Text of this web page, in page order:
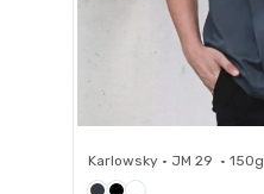
Karlowsky • JM 29 • 150g